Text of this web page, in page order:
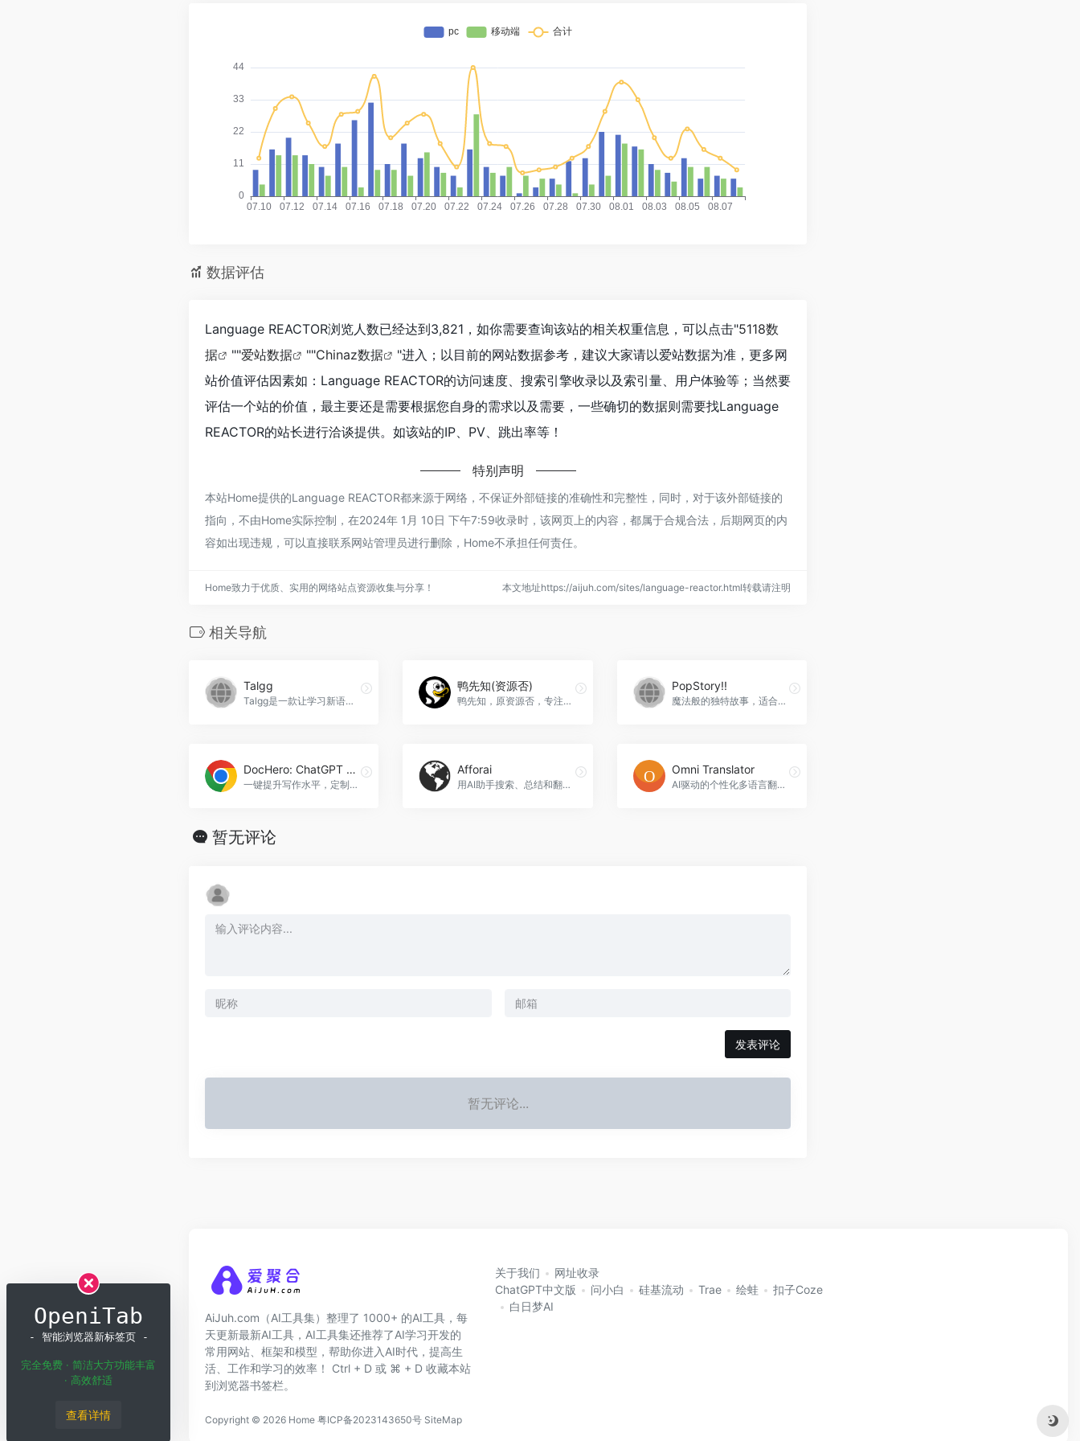
数据评估
Language REACTOR浏览人数已经达到3,821，如你需要查询该站的相关权重信息，可以点击"5118数
据
""爱站数据 ""Chinaz数据
"进入；以目前的网站数据参考，建议大家请以爱站数据为准，更多网
站价值评估因素如：Language REACTOR的访问速度、搜索引擎收录以及索引量、用户体验等；当然要
评估一个站的价值，最主要还是需要根据您自身的需求以及需要，一些确切的数据则需要找Language
REACTOR的站长进行洽谈提供。如该站的IP、PV、跳出率等！
特别声明
本站Home提供的Language REACTOR都来源于网络，不保证外部链接的准确性和完整性，同时，对于该外部链接的
指向，不由Home实际控制，在2024年 1月 10日 下午7:59收录时，该网页上的内容，都属于合规合法，后期网页的内
容如出现违规，可以直接联系网站管理员进行删除，Home不承担任何责任。
Home致力于优质、实用的网络站点资源收集与分享！ 本文地址https://aijuh.com/sites/language-reactor.html转载请注明
相关导航
Talgg
Talgg是一款让学习新语言变得有趣的应用程序，通过有趣的视频课程和互动学习社区，帮助你轻松掌握新语言。无论是旅行准备还是职业发展，Talgg都能满足你的学习需求。快来加入Talgg，开启一段有趣的语言学习之旅吧！，Talgg官网入口网址
鸭先知(资源否)
鸭先知，原资源否，专注于互联网软件、技术等优质资源分享！，鸭先知(资源否)官网入口网址
PopStory!!
魔法般的独特故事，适合所有年龄段，PopStory!!官网入口网址
DocHero: ChatGPT Powered AI Writing Companion
一键提升写作水平，定制化风格，满足任何读者需求，DocHero: ChatGPT Powered AI Writing Companion官网入口网址
Afforai
用AI助手搜索、总结和翻译所有的研究，Afforai官网入口网址
Omni Translator
AI驱动的个性化多语言翻译平台
暂无评论
发表评论
暂无评论...
AiJuh.com（AI工具集）整理了 1000+ 的AI工具，每
天更新最新AI工具，AI工具集还推荐了AI学习开发的
常用网站、框架和模型，帮助你进入AI时代，提高生
活、工作和学习的效率！ Ctrl + D 或 ⌘ + D 收藏本站
到浏览器书签栏。
关于我们
网址收录
ChatGPT中文版
问小白 硅基流动 Trae 绘蛙
扣子Coze
白日梦AI
Copyright © 2026 Home 粤ICP备2023143650号 SiteMap
OpeniTab
- 智能浏览器新标签页 -
完全免费 · 简洁大方功能丰富
· 高效舒适
查看详情